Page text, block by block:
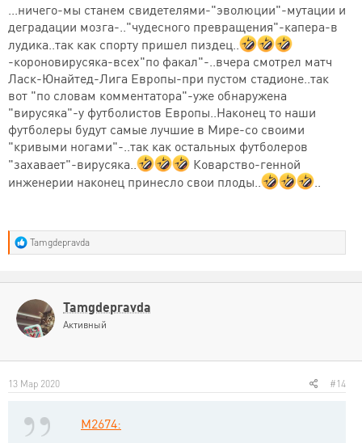
...ничего-мы станем свидетелями-"эволюции"-мутации и
деградации мозга-.."чудесного превращения"-капера-в
лудика..так как спорту пришел пиздец..
-короновирусяка-всех"по факал"-..вчера смотрел матч
Ласк-Юнайтед-Лига Европы-при пустом стадионе..так
вот "по словам комментатора"-уже обнаружена
"вирусяка"-у футболистов Европы..Наконец то наши
футболеры будут самые лучшие в Мире-со своими
"кривыми ногами"-..так как остальных футболеров
"захавает"-вирусяка..
Коварство-генной
инженерии наконец принесло свои плоды..
..
Р
е
и
и
:
Tamgdepravda
Tamgdepravda
Активный
13 Мар 2020 #14
M2674: